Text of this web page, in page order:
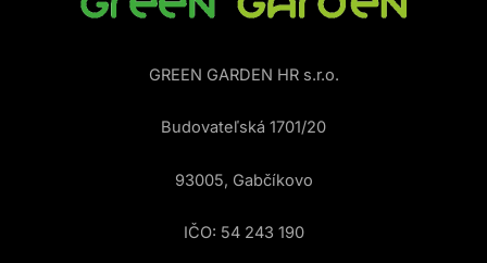
GREEN GARDEN HR s.r.o.
Budovateľská 1701/20
93005, Gabčíkovo
IČO: 54 243 190